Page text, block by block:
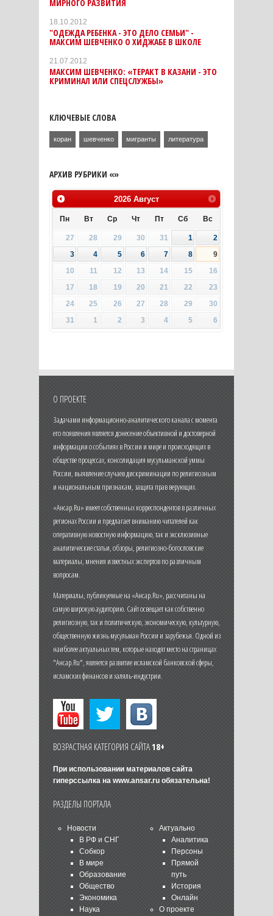
МИРНОГО РАЗВИТИЯ
18.10.2012
"ОДЕЖДА РЕБЕНКА - ЭТО ДЕЛО СЕМЬИ" -
МАКСИМ ШЕВЧЕНКО О ХИДЖАБЕ В ШКОЛЕ
21.07.2012
МАКСИМ ШЕВЧЕНКО: «ТЕРАКТ В КАЗАНИ - ЭТО
КРИМИНАЛ ИЛИ СПЕЦСЛУЖБЫ»
КЛЮЧЕВЫЕ СЛОВА
коран шевченко мигранты литература
АРХИВ РУБРИКИ «»
2026 Август
Пн Вт Ср Чт Пт Сб Вс
27 28 29 30 31 1
2
3
4 5 6 7 8
9
10
11 12 13 14 15
16
17
18 19 20 21 22
23
24
25 26 27 28 29
30
31
1 2 3 4 5 6
О ПРОЕКТЕ
Задачами информационно-аналитического канала с момента
его появления является донесение объективной и достоверной
информации о событиях в России и мире и происходящих в
обществе процессах, консолидация мусульманской уммы
России, выявление случаев дискриминации по религиозным
и национальным признакам, защита прав верующих.
«Ансар.Ru» имеет собственных корреспондентов в различных
регионах России и предлагает вниманию читателей как
оперативную новостную информацию, так и эксклюзивные
аналитические статьи, обзоры, религиозно-богословские
материалы, мнения известных экспертов по различным
вопросам.
Материалы, публикуемые на «Ансар.Ru», рассчитаны на
самую широкую аудиторию. Сайт освещает как собственно
религиозную, так и политическую, экономическую, культурную,
общественную жизнь мусульман России и зарубежья. Одной из
наиболее актуальных тем, которые находят место на страницах
"Ансар.Ru", является развитие исламской банковской сферы,
исламских финансов и халяль-индустрии.
ВОЗРАСТНАЯ КАТЕГОРИЯ САЙТА18+
При использовании материалов сайта
гиперссылка на www.ansar.ruобязательна!
РАЗДЕЛЫ ПОРТАЛА
Новости
В РФ и СНГ
Собкор
В мире
Образование
Общество
Экономика
Наука
Актуально
Аналитика
Персоны
Прямой
путь
История
Онлайн
О проекте